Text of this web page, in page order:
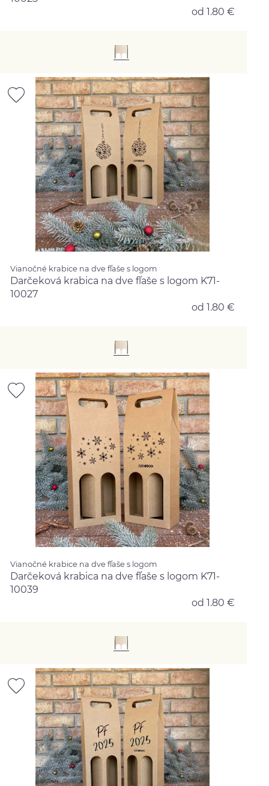
od 1.80 €
Vianočné krabice na dve fľaše s logom
Darčeková krabica na dve fľaše s logom K71-
10027
od 1.80 €
Vianočné krabice na dve fľaše s logom
Darčeková krabica na dve fľaše s logom K71-
10039
od 1.80 €